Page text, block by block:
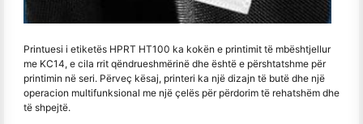
Printuesi i etiketës HPRT HT100 ka kokën e printimit të mbështjellur
me KC14, e cila rrit qëndrueshmërinë dhe është e përshtatshme për
printimin në seri. Përveç kësaj, printeri ka një dizajn të butë dhe një
operacion multifunksional me një çelës për përdorim të rehatshëm dhe
të shpejtë.